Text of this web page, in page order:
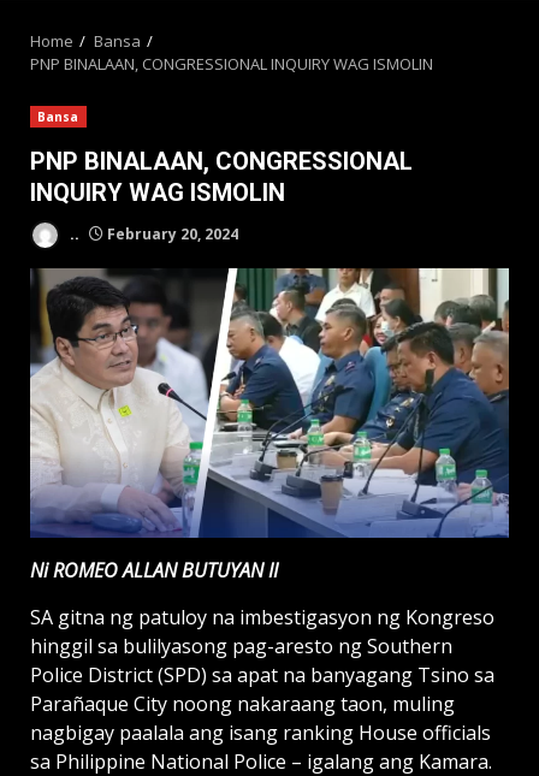
Home
Bansa
PNP BINALAAN, CONGRESSIONAL INQUIRY WAG ISMOLIN
Bansa
PNP BINALAAN, CONGRESSIONAL
INQUIRY WAG ISMOLIN
.. February 20, 2024
Ni ROMEO ALLAN BUTUYAN II
SA gitna ng patuloy na imbestigasyon ng Kongreso
hinggil sa bulilyasong pag-aresto ng Southern
Police District (SPD) sa apat na banyagang Tsino sa
Parañaque City noong nakaraang taon, muling
nagbigay paalala ang isang ranking House officials
sa Philippine National Police – igalang ang Kamara.